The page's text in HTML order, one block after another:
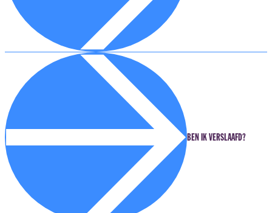
BEN IK VERSLAAFD?